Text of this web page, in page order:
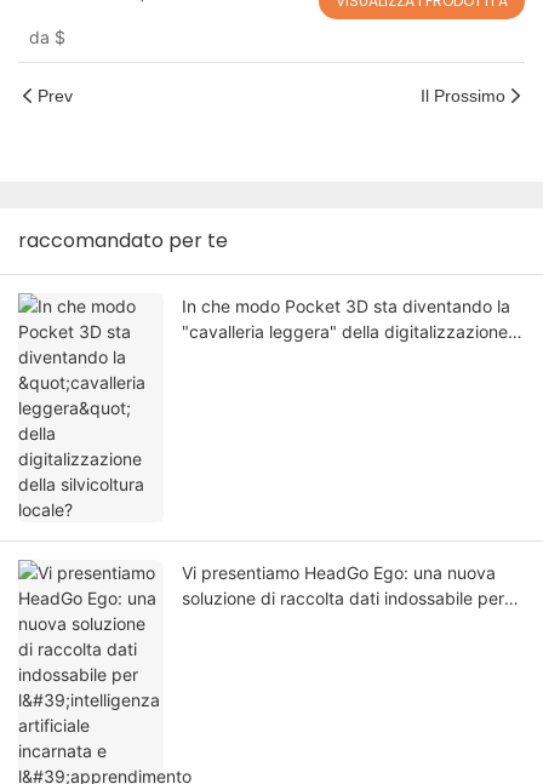
follower per la ricerca sull'IA
incarnata, l'apprendimento
robotico e la rapida validazione di
da $
Prev Il Prossimo
raccomandato per te
In che modo Pocket 3D sta diventando la
"cavalleria leggera" della digitalizzazione
Vi presentiamo HeadGo Ego: una nuova
soluzione di raccolta dati indossabile per